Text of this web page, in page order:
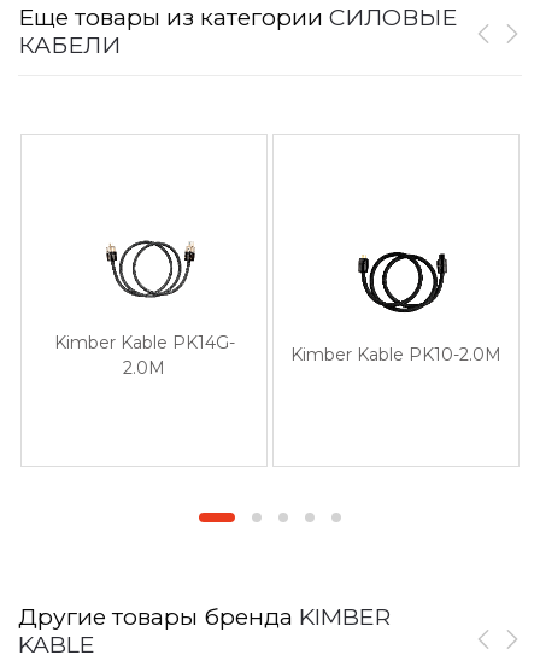
Еще товары из категории СИЛОВЫЕ
КАБЕЛИ
Kimber Kable PK14G-
2.0M
Kimber Kable PK10-2.0M
Другие товары бренда KIMBER
KABLE